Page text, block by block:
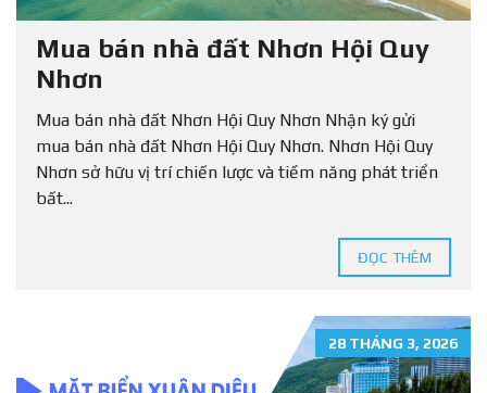
Mua bán nhà đất Nhơn Hội Quy
Nhơn
Mua bán nhà đất Nhơn Hội Quy Nhơn Nhận ký gửi
mua bán nhà đất Nhơn Hội Quy Nhơn. Nhơn Hội Quy
Nhơn sở hữu vị trí chiến lược và tiềm năng phát triển
bất...
ĐỌC THÊM
28 THÁNG 3, 2026